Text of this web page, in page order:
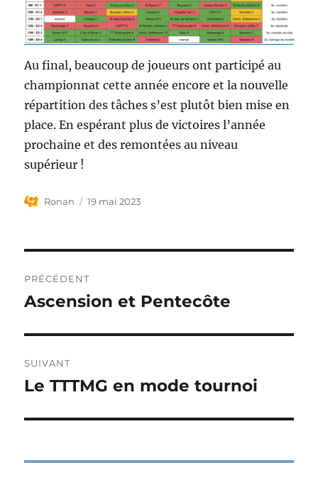
Au final, beaucoup de joueurs ont participé au
championnat cette année encore et la nouvelle
répartition des tâches s’est plutôt bien mise en
place. En espérant plus de victoires l’année
prochaine et des remontées au niveau
supérieur !
Auteur
Ronan
Publié
19 mai 2023
de
PRÉCÉDENT
Publication
Ascension et Pentecôte
SUIVANT
Publication
Le TTTMG en mode tournoi